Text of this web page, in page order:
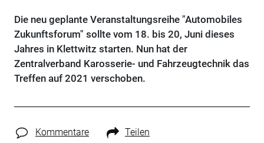
Die neu geplante Veranstaltungsreihe "Automobiles
Zukunftsforum" sollte vom 18. bis 20, Juni dieses
Jahres in Klettwitz starten. Nun hat der
Zentralverband Karosserie- und Fahrzeugtechnik das
Treffen auf 2021 verschoben.
Kommentare Teilen